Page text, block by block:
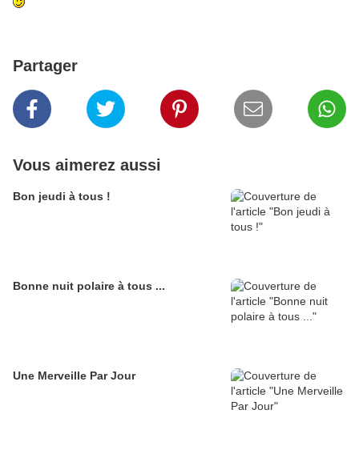
Partager
Vous aimerez aussi
Bon jeudi à tous !
Bonne nuit polaire à tous ...
Une Merveille Par Jour